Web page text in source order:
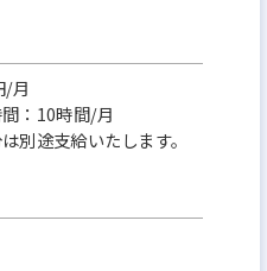
/月
：10時間/月
別途支給いたします。